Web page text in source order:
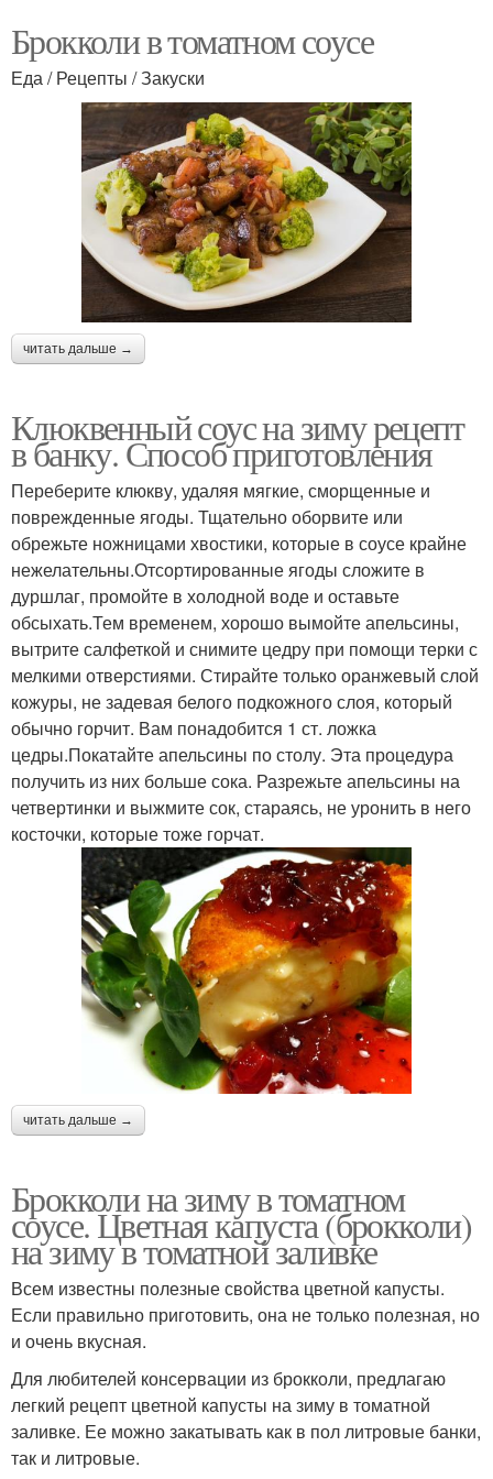
Брокколи в томатном соусе
Еда / Рецепты / Закуски
читать дальше →
Клюквенный соус на зиму рецепт
в банку. Способ приготовления
Переберите клюкву, удаляя мягкие, сморщенные и
поврежденные ягоды. Тщательно оборвите или
обрежьте ножницами хвостики, которые в соусе крайне
нежелательны.Отсортированные ягоды сложите в
дуршлаг, промойте в холодной воде и оставьте
обсыхать.Тем временем, хорошо вымойте апельсины,
вытрите салфеткой и снимите цедру при помощи терки с
мелкими отверстиями. Стирайте только оранжевый слой
кожуры, не задевая белого подкожного слоя, который
обычно горчит. Вам понадобится 1 ст. ложка
цедры.Покатайте апельсины по столу. Эта процедура
получить из них больше сока. Разрежьте апельсины на
четвертинки и выжмите сок, стараясь, не уронить в него
косточки, которые тоже горчат.
читать дальше →
Брокколи на зиму в томатном
соусе. Цветная капуста (брокколи)
на зиму в томатной заливке
Всем известны полезные свойства цветной капусты.
Если правильно приготовить, она не только полезная, но
и очень вкусная.
Для любителей консервации из брокколи, предлагаю
легкий рецепт цветной капусты на зиму в томатной
заливке. Ее можно закатывать как в пол литровые банки,
так и литровые.